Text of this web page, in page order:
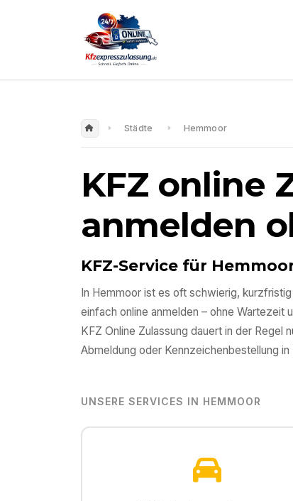
Städte Hemmoor
KFZ online
anmelden
KFZ-Service für
In Hemmoor ist es oft schwierig,
einfach online anmelden – ohne
KFZ Online Zulassung dauert in der
Abmeldung oder Kennzeichenbestellung in
UNSERE SERVICES IN HEMMOOR